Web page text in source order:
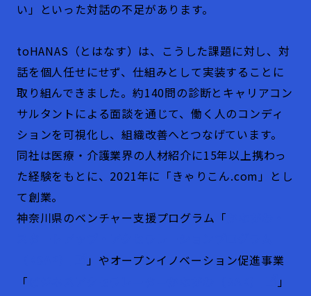
い」といった対話の不足があります。
toHANAS（とはなす）は、こうした課題に対し、対
話を個人任せにせず、仕組みとして実装することに
取り組んできました。約140問の診断とキャリアコン
サルタントによる面談を通じて、働く人のコンディ
ションを可視化し、組織改善へとつなげています。
同社は医療・介護業界の人材紹介に15年以上携わっ
た経験をもとに、2021年に「きゃりこん.com」とし
て創業。
神奈川県のベンチャー支援プログラム「
」やオープンイノベーション促進事業
「
」